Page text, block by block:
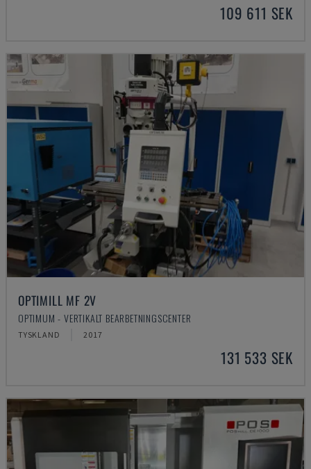
109 611 SEK
OPTIMILL MF 2V
OPTIMUM - VERTIKALT BEARBETNINGSCENTER
TYSKLAND 2017
131 533 SEK